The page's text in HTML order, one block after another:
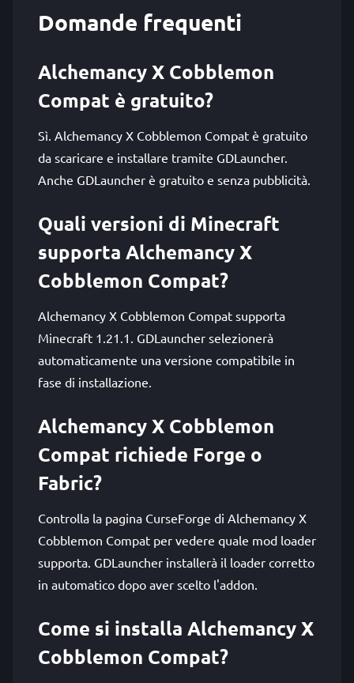
Domande frequenti
Alchemancy X Cobblemon
Compat è gratuito?
Sì. Alchemancy X Cobblemon Compat è gratuito
da scaricare e installare tramite GDLauncher.
Anche GDLauncher è gratuito e senza pubblicità.
Quali versioni di Minecraft
supporta Alchemancy X
Cobblemon Compat?
Alchemancy X Cobblemon Compat supporta
Minecraft 1.21.1. GDLauncher selezionerà
automaticamente una versione compatibile in
fase di installazione.
Alchemancy X Cobblemon
Compat richiede Forge o
Fabric?
Controlla la pagina CurseForge di Alchemancy X
Cobblemon Compat per vedere quale mod loader
supporta. GDLauncher installerà il loader corretto
in automatico dopo aver scelto l'addon.
Come si installa Alchemancy X
Cobblemon Compat?